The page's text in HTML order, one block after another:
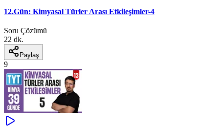
12.Gün: Kimyasal Türler Arası Etkileşimler-4
Soru Çözümü
22 dk.
Paylaş
9